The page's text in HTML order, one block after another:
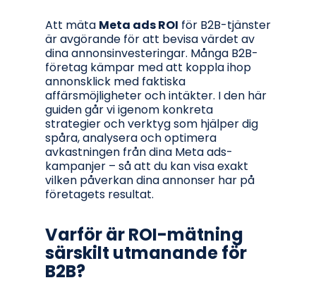
Att mäta Meta ads ROI för B2B-tjänster
är avgörande för att bevisa värdet av
dina annonsinvesteringar. Många B2B-
företag kämpar med att koppla ihop
annonsklick med faktiska
affärsmöjligheter och intäkter. I den här
guiden går vi igenom konkreta
strategier och verktyg som hjälper dig
spåra, analysera och optimera
avkastningen från dina Meta ads-
kampanjer – så att du kan visa exakt
vilken påverkan dina annonser har på
företagets resultat.
Varför är ROI-mätning
särskilt utmanande för
B2B?